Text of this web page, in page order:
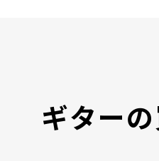
ギター